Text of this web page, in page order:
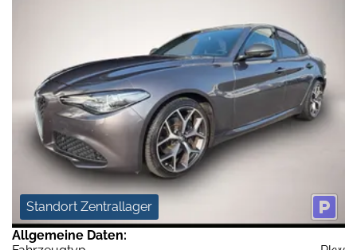
Standort Zentrallager
Allgemeine Daten: